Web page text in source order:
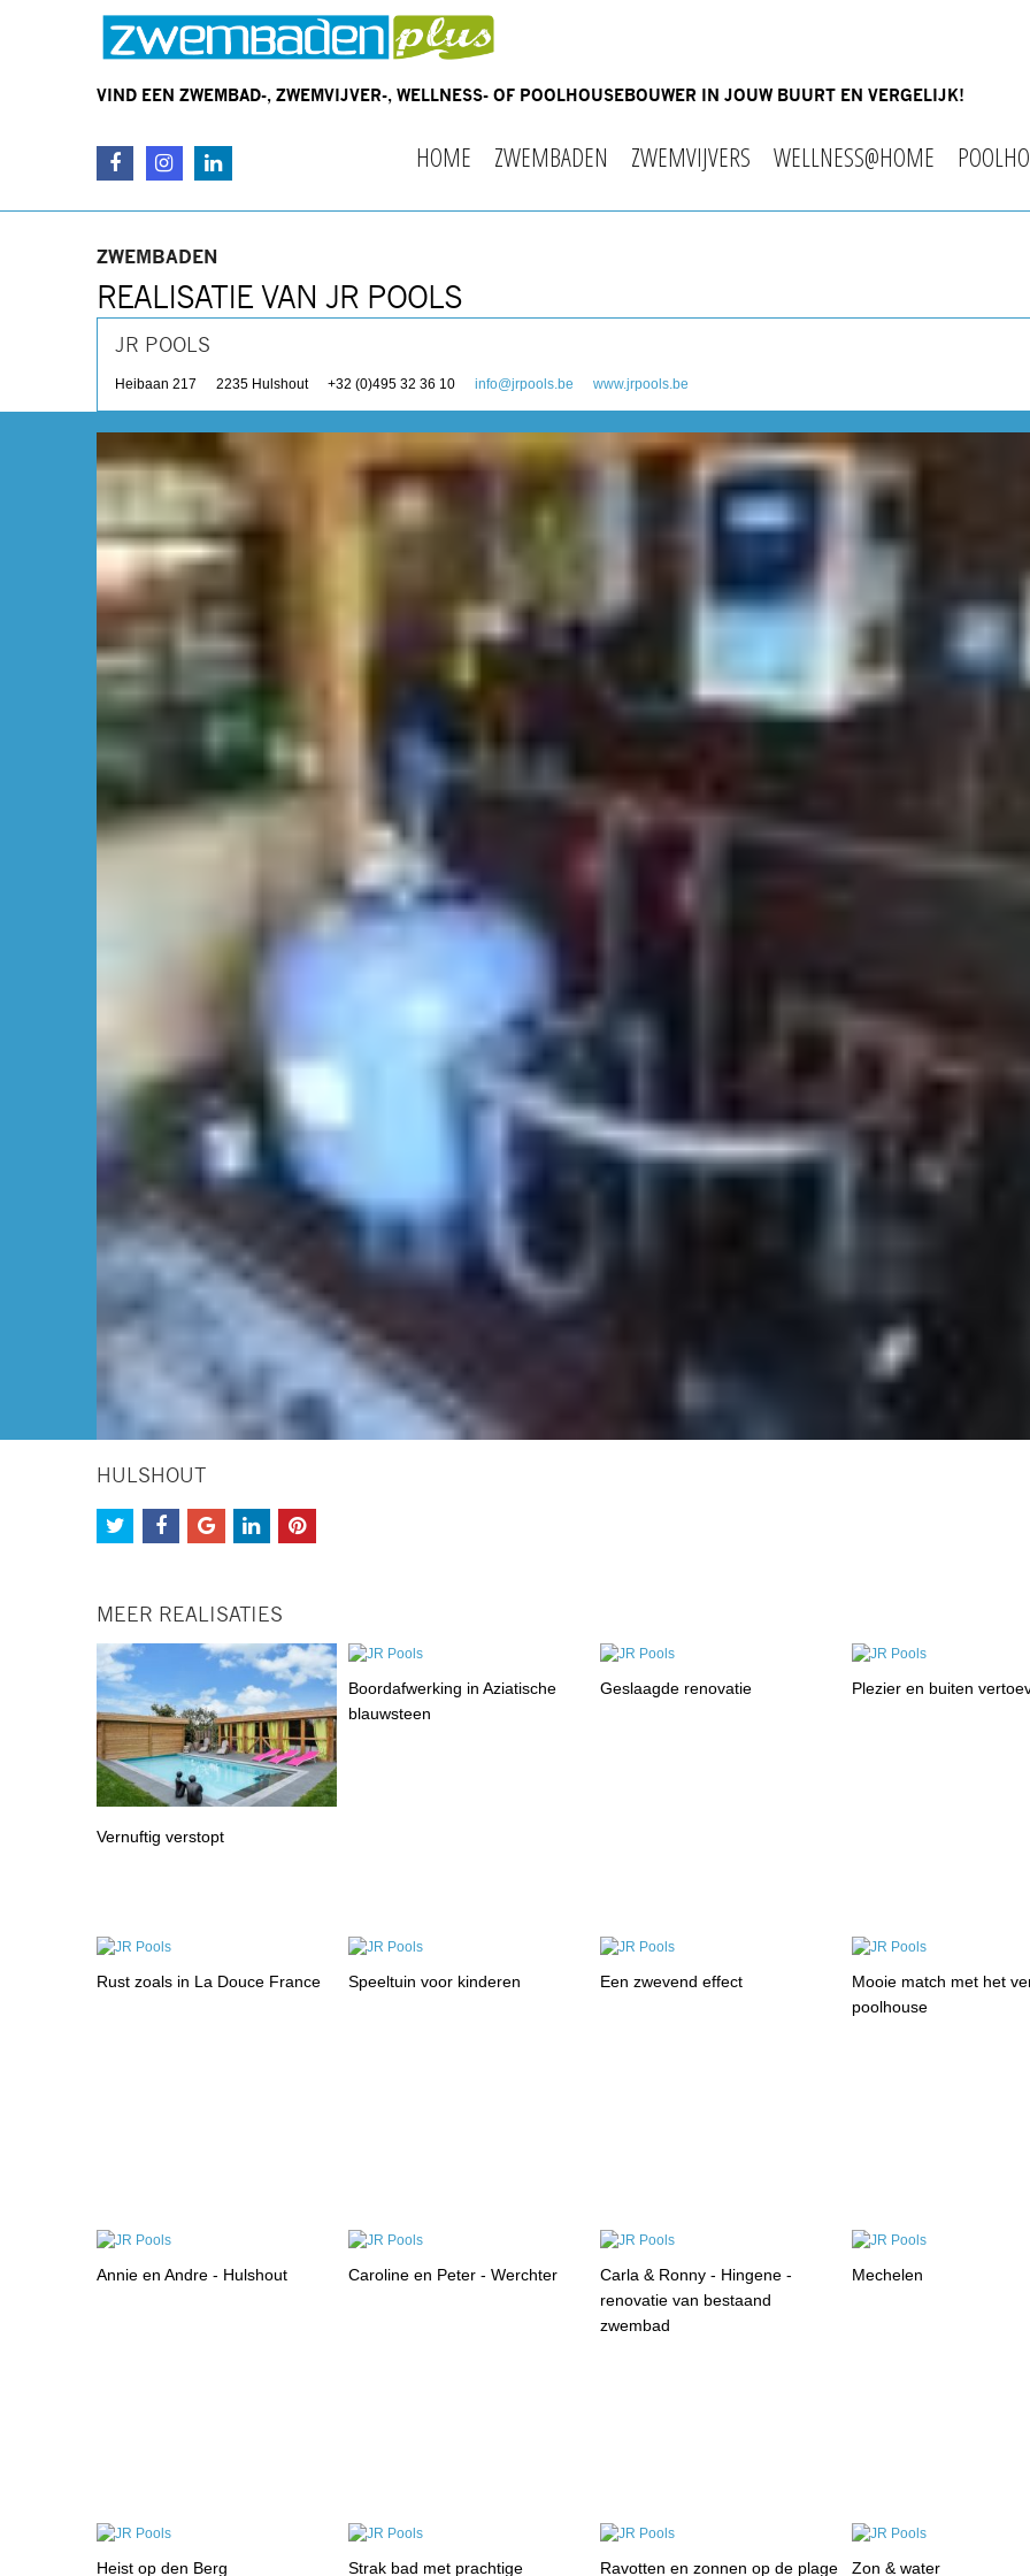
VIND EEN ZWEMBAD-, ZWEMVIJVER-, WELLNESS- OF POOLHOUSEBOUWER IN JOUW BUURT EN VERGELIJK!
HOME ZWEMBADEN ZWEMVIJVERS WELLNESS@HOME
ZWEMBADEN
REALISATIE VAN JR POOLS
JR POOLS
Heibaan 217 2235 Hulshout +32 (0)495 32 36 10 info@jrpools.be www.jrpools.be
HULSHOUT
MEER REALISATIES
Vernuftig verstopt
Boordafwerking in Aziatische
blauwsteen
Geslaagde renovatie Plezier en buiten
Rust zoals in La Douce France Speeltuin voor kinderen Een zwevend effect
Mooie match met het
poolhouse
Annie en Andre - Hulshout Caroline en Peter - Werchter
Carla & Ronny - Hingene -
renovatie van bestaand
zwembad
Mechelen
Heist op den Berg Strak bad met prachtige Ravotten en zonnen op de plage Zon & water